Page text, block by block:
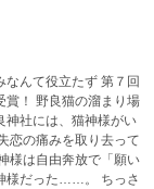
役立たず 第７回
り場
社には、猫神様がい
恋の痛みを取り去って
様は自由奔放で「願い
った……。 ちっさ